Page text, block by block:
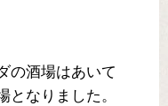
の酒場はあいて
となりました。